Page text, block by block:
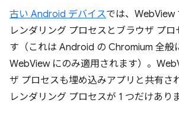
古い Android デバイスでは、WebView
レンダリング プロセスとブラウザ プロ
す（これは Android の Chromium 全般
WebView にのみ適用されます）。
ザ プロセスも埋め込みアプリと共有さ
レンダリング プロセスが 1 つだけありま